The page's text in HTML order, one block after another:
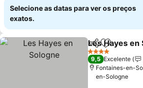
Selecione as datas para ver os preços
exatos.
PartilharAdicionar
Les Hayes en
4 Estrelas
9,5 Excelente
Fontaines-en-
en-Sologne